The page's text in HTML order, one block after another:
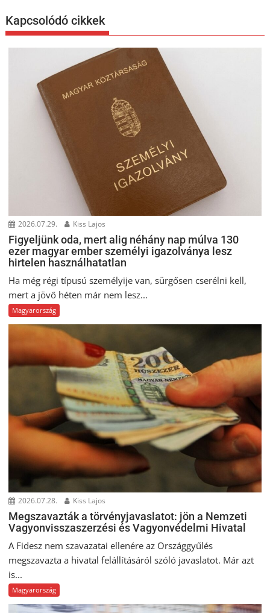
Kapcsolódó cikkek
2026.07.29. Kiss Lajos
Figyeljünk oda, mert alig néhány nap múlva 130
ezer magyar ember személyi igazolványa lesz
hirtelen használhatatlan
Ha még régi típusú személyije van, sürgősen cserélni kell,
mert a jövő héten már nem lesz...
Magyarország
2026.07.28. Kiss Lajos
Megszavazták a törvényjavaslatot: jön a Nemzeti
Vagyonvisszaszerzési és Vagyonvédelmi Hivatal
A Fidesz nem szavazatai ellenére az Országgyűlés
megszavazta a hivatal felállításáról szóló javaslatot. Már azt
is...
Magyarország